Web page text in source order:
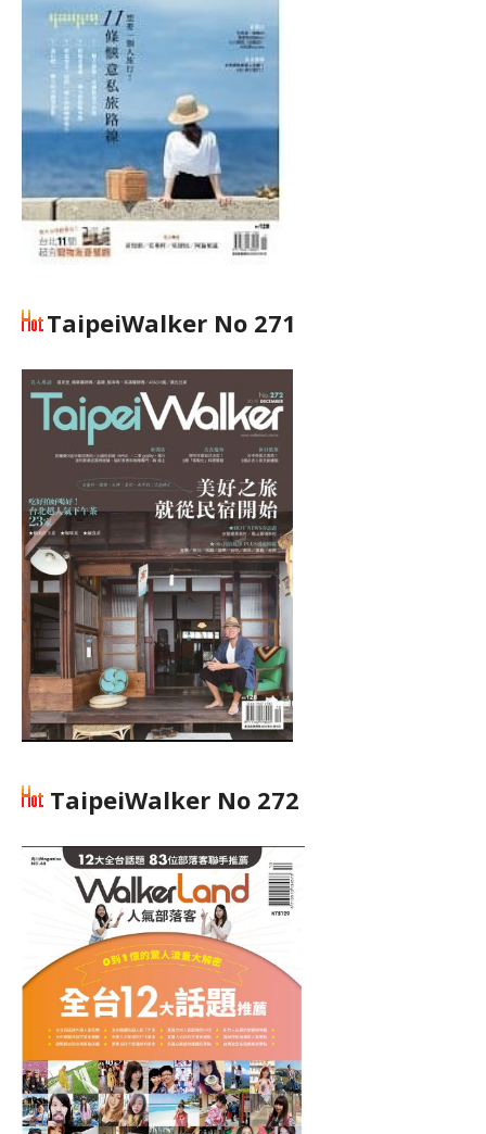
TaipeiWalker No 271
TaipeiWalker No 272